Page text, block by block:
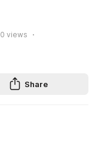
0 views
Share